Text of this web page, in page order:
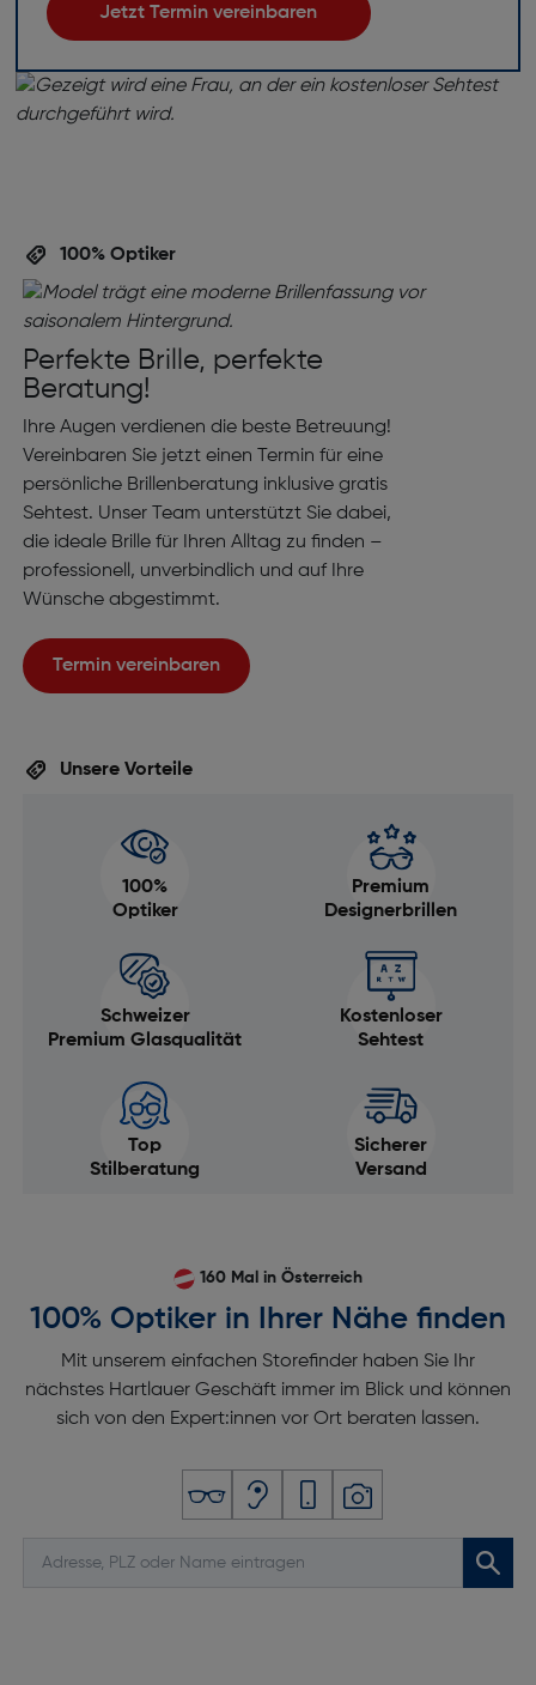
Jetzt Termin vereinbaren
100% Optiker
Perfekte Brille, perfekte
Beratung!
Ihre Augen verdienen die beste Betreuung!
Vereinbaren Sie jetzt einen Termin für eine
persönliche Brillenberatung inklusive gratis
Sehtest. Unser Team unterstützt Sie dabei,
die ideale Brille für Ihren Alltag zu finden –
professionell, unverbindlich und auf Ihre
Wünsche abgestimmt.
Termin vereinbaren
Unsere Vorteile
100%
Optiker
Premium
Designerbrillen
Schweizer
Premium Glasqualität
Kostenloser
Sehtest
Top
Stilberatung
Sicherer
Versand
160 Mal in Österreich
100% Optiker in Ihrer Nähe finden
Mit unserem einfachen Storefinder haben Sie Ihr
nächstes Hartlauer Geschäft immer im Blick und können
sich von den Expert:innen vor Ort beraten lassen.